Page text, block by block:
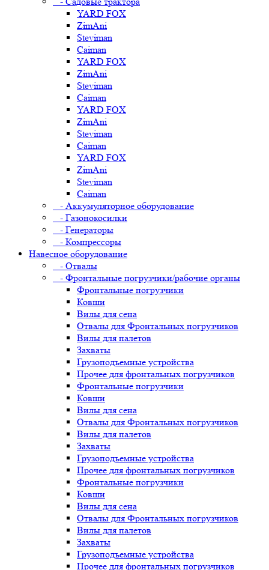
YARD FOX
ZimAni
Steviman
Caiman
YARD FOX
ZimAni
Steviman
Caiman
YARD FOX
ZimAni
Steviman
Caiman
YARD FOX
ZimAni
Steviman
Caiman
- Аккумуляторное оборудование
- Газонокосилки
- Генераторы
- Компрессоры
Навесное оборудование
- Отвалы
- Фронтальные погрузчики/рабочие органы
Фронтальные погрузчики
Ковши
Вилы для сена
Отвалы для Фронтальных погрузчиков
Вилы для палетов
Захваты
Грузоподъемные устройства
Прочее для фронтальных погрузчиков
Фронтальные погрузчики
Ковши
Вилы для сена
Отвалы для Фронтальных погрузчиков
Вилы для палетов
Захваты
Грузоподъемные устройства
Прочее для фронтальных погрузчиков
Фронтальные погрузчики
Ковши
Вилы для сена
Отвалы для Фронтальных погрузчиков
Вилы для палетов
Захваты
Грузоподъемные устройства
Прочее для фронтальных погрузчиков